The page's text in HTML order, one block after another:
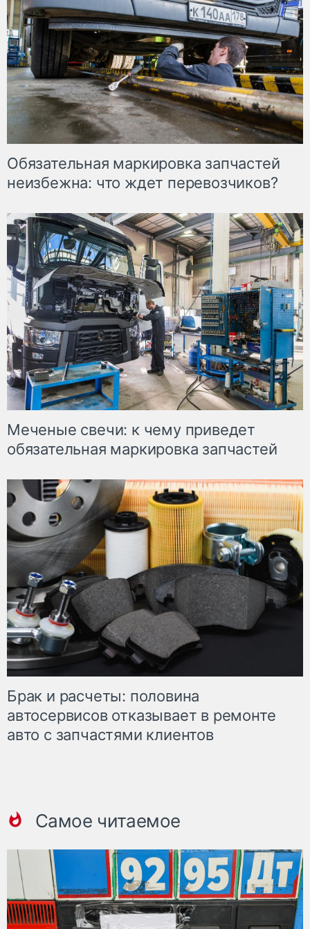
Обязательная маркировка запчастей
неизбежна: что ждет перевозчиков?
Меченые свечи: к чему приведет
обязательная маркировка запчастей
Брак и расчеты: половина
автосервисов отказывает в ремонте
авто с запчастями клиентов
Самое читаемое